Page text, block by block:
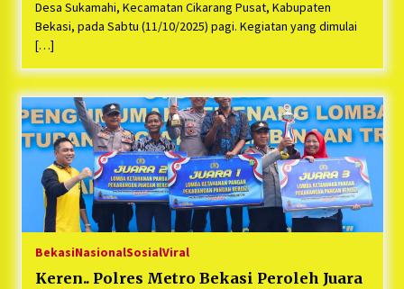
Support Camat Kedungwaringin Memberikan
Logistik Ke Posko Jurpala Kosmi
1 tahun ago
Ucapan Terimakasih Ketua Umum Jurpala
Indonesia dan KOSMI Indonesia Atas Respon
Cepat Polres Metro Bekasi dan Polsek Cikarang
Timur yang Tangkap Oknum Ormas Terkait
Pengusiran Pendirian Posko
1 tahun ago
Kodim 0509 Kabupaten Bekasi Terima 20
Perahu Bantuan Dari Panglima TNI
1 tahun ago
Gelar STQ ke-VII
1 tahun ago
Desa Sukamahi, Kecamatan Cikarang Pusat, Kabupaten
Bekasi, pada Sabtu (11/10/2025) pagi. Kegiatan yang dimulai
[…]
BekasiNasionalSosialViral
Keren.. Polres Metro Bekasi Peroleh Juara